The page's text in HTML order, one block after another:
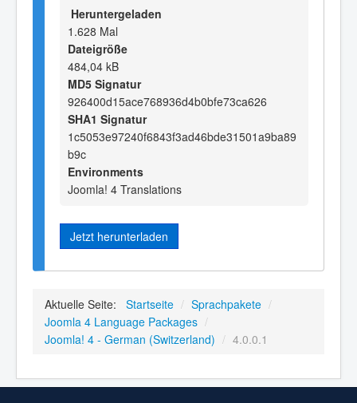
Heruntergeladen
1.628 Mal
Dateigröße
484,04 kB
MD5 Signatur
926400d15ace768936d4b0bfe73ca626
SHA1 Signatur
1c5053e97240f6843f3ad46bde31501a9ba89
b9c
Environments
Joomla! 4 Translations
Jetzt herunterladen
Aktuelle Seite: Startseite / Sprachpakete /
Joomla 4 Language Packages /
Joomla! 4 - German (Switzerland) / 4.0.0.1